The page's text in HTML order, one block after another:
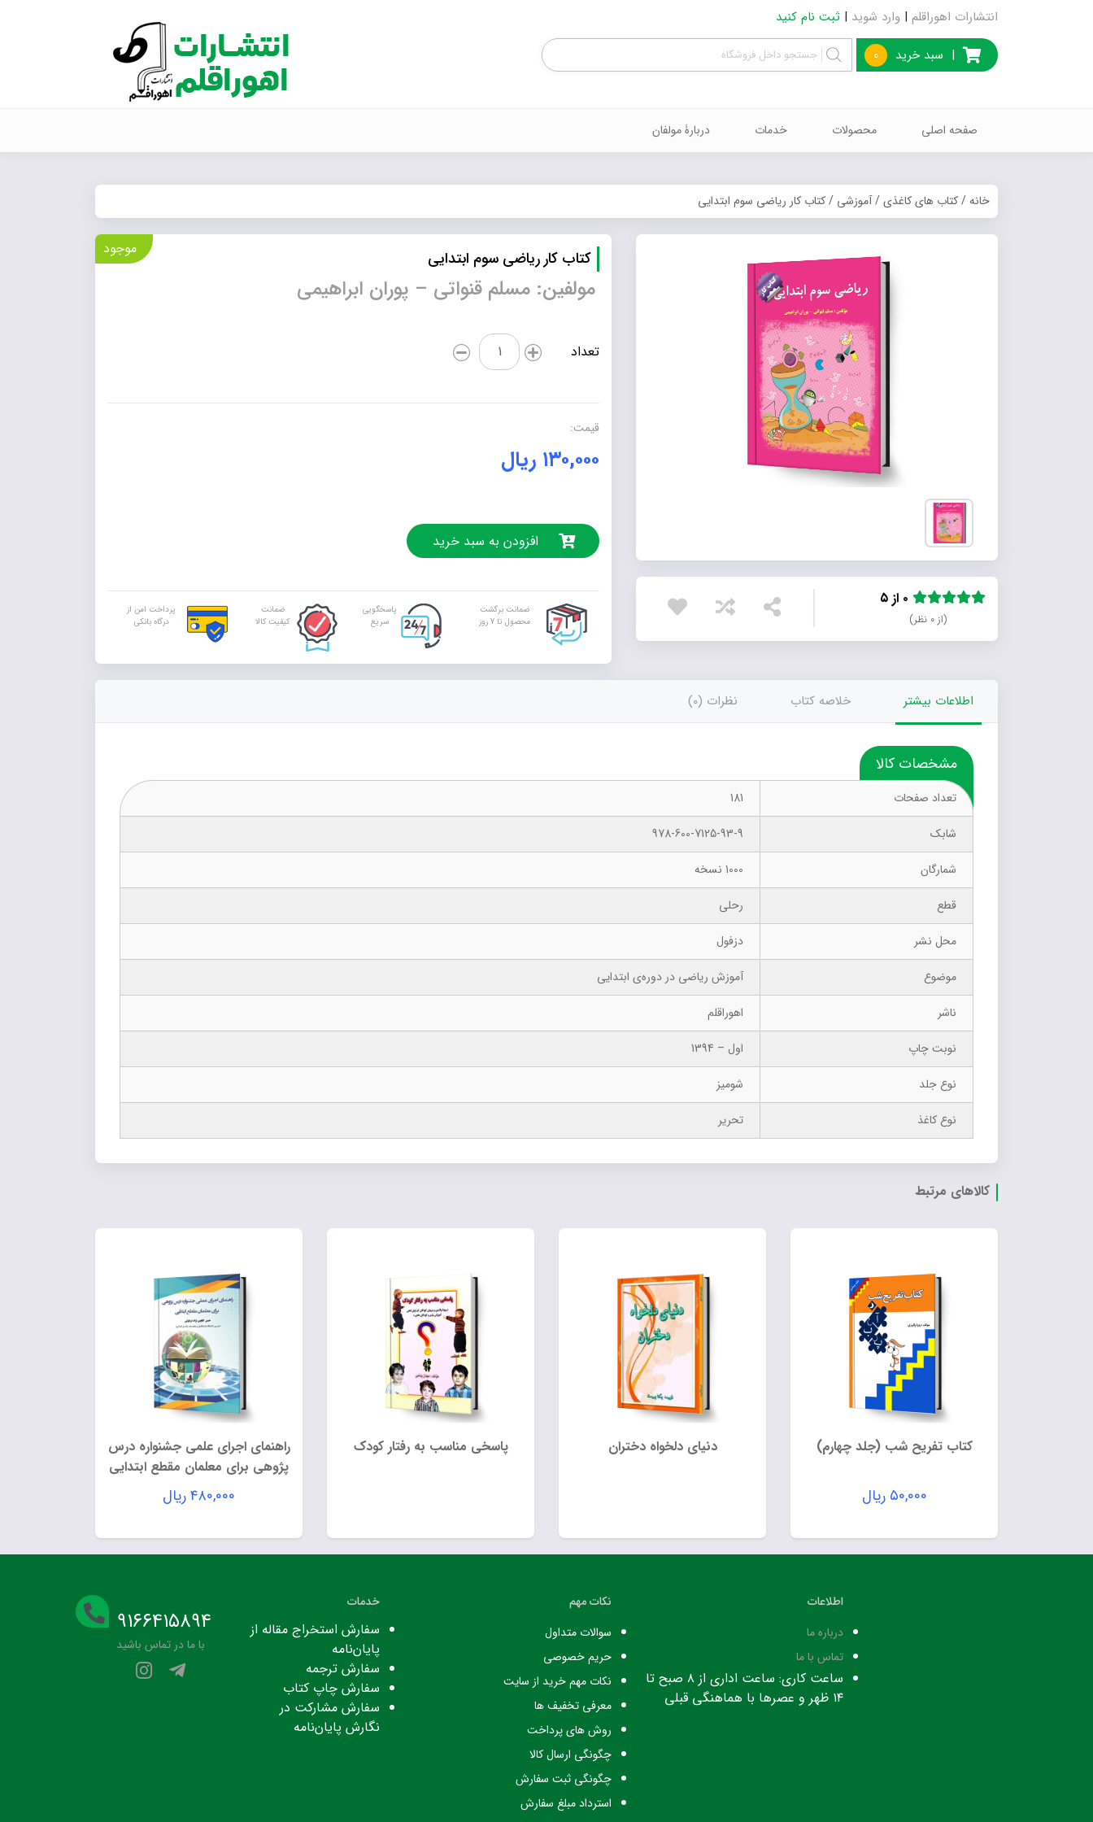
انتشارات اهوراقلم | وارد شوید | ثبت نام کنید
| سبد خرید 0
Products
search
صفحه اصلی محصولات خدمات دربارۀ مولفان
خانه/کتاب های کاغذی/آموزشی / کتاب کار ریاضی سوم ابتدایی
(از ۰ نظر)
موجود کتاب کار ریاضی سوم ابتدایی
مولفین: مسلم قنواتی – پوران ابراهیمی
تعداد
کتاب
کار
سوم
قیمت:
۱۳۰,۰۰۰ ریال
افزودن به سبد خرید
ضمانت برگشت
محصول تا 7 روز
پاسخگویی
سریع
ضمانت
کیفیت کالا
پرداخت امن از
درگاه بانکی
اطلاعات بیشتر خلاصه کتاب نظرات (0)
مشخصات کالا
تعداد صفحات
181
شابک
978-600-7125-93-9
شمارگان
1000 نسخه
قطع
رحلی
محل نشر
دزفول
موضوع
آموزش ریاضی در دوره‌ی ابتدایی
ناشر
اهوراقلم
نوبت چاپ
اول – 1394
نوع جلد
شومیز
نوع کاغذ
تحریر
کالاهای مرتبط
کتاب تفریح شب (جلد چهارم)
۵۰,۰۰۰ ریال
دنیای دلخواه دختران پاسخی مناسب به رفتار کودک
راهنمای اجرای علمی جشنواره درس
پژوهی برای معلمان مقطع ابتدایی
۴۸۰,۰۰۰ریال
اطلاعات
درباره ما
تماس با ما
ساعت کاری: ساعت اداری از ۸ صبح تا
۱۴ ظهر و عصرها با هماهنگی قبلی
نکات مهم
سوالات متداول
حریم خصوصی
نکات مهم خرید از سایت
معرفی تخفیف ها
روش های پرداخت
چگونگی ارسال کالا
چگونگی ثبت سفارش
استرداد مبلغ سفارش
خدمات
سفارش استخراج مقاله از
پایان‌نامه
سفارش ترجمه
سفارش چاپ کتاب
سفارش مشارکت در
نگارش پایان‌نامه
۹۱۶۶۴۱۵۸۹۴
با ما در تماس باشید